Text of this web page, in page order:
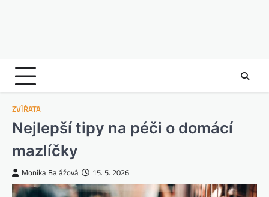
ZVÍŘATA
Nejlepší tipy na péči o domácí
mazlíčky
Monika Balážová 15. 5. 2026